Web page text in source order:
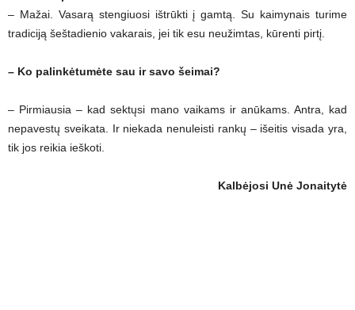
– Mažai. Vasarą stengiuosi ištrūkti į gamtą. Su kaimynais turime
tradiciją šeštadienio vakarais, jei tik esu neužimtas, kūrenti pirtį.
– Ko palinkėtumėte sau ir savo šeimai?
– Pirmiausia – kad sektųsi mano vaikams ir anūkams. Antra, kad
nepavestų sveikata. Ir niekada nenuleisti rankų – išeitis visada yra,
tik jos reikia ieškoti.
Kalbėjosi Unė Jonaitytė